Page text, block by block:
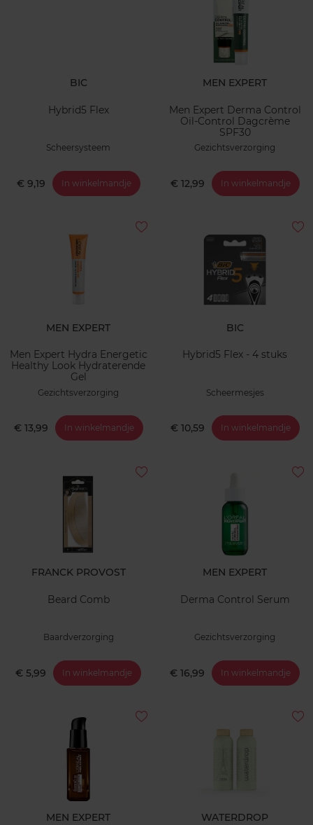
BIC
Hybrid5 Flex
Scheersysteem
€ 9,19 In winkelmandje
MEN EXPERT
Men Expert Derma Control
Oil-Control Dagcrème
SPF30
Gezichtsverzorging
€ 12,99 In winkelmandje
MEN EXPERT
Men Expert Hydra Energetic
Healthy Look Hydraterende
Gel
Gezichtsverzorging
€ 13,99 In winkelmandje
BIC
Hybrid5 Flex - 4 stuks
Scheermesjes
€ 10,59 In winkelmandje
FRANCK PROVOST
Beard Comb
Baardverzorging
€ 5,99 In winkelmandje
MEN EXPERT
Derma Control Serum
Gezichtsverzorging
€ 16,99 In winkelmandje
MEN EXPERT WATERDROP